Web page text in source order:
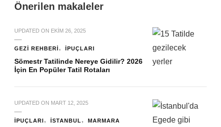
Önerilen makaleler
UPDATED ON EKIM 26, 2025
GEZI REHBERI İPUÇLARI
Sömestr Tatilinde Nereye Gidilir? 2026
İçin En Popüler Tatil Rotaları
UPDATED ON MART 12, 2025
İPUÇLARI İSTANBUL MARMARA